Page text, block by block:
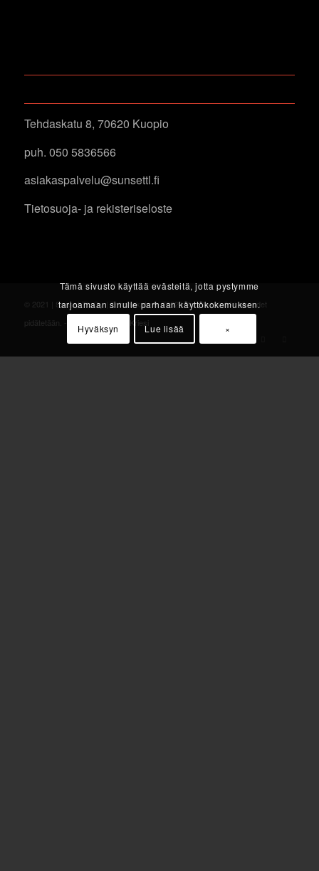
Tehdaskatu 8, 70620 Kuopio
puh. 050 5836566
asiakaspalvelu@sunsettl.fi
Tietosuoja- ja rekisteriseloste
© 2021 | Sunset TL Oy | Tehdaskatu 8, 70620 Kuopio | Kaikki oikeudet
pidätetään. -
Enfold Theme by Kriesi
Tämä sivusto käyttää evästeitä, jotta pystymme
tarjoamaan sinulle parhaan käyttökokemuksen.
Hyväksyn Lue lisää ×